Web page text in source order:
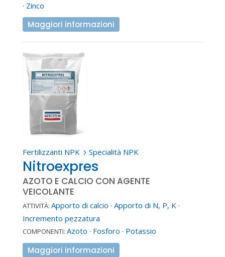
· Zinco
Maggiori informazioni
Fertilizzanti NPK5 Specialità NPK
Nitroexpres
AZOTO E CALCIO CON AGENTE
VEICOLANTE
ATTIVITÀ: Apporto di calcio · Apporto di N, P, K·
Incremento pezzatura
COMPONENTI: Azoto · Fosforo · Potassio
Maggiori informazioni